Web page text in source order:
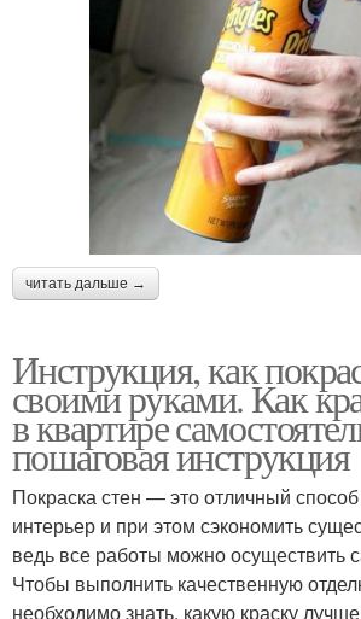
читать дальше →
Инструкция, как
своими руками. Как
в квартире
пошаговая инструкция
Покраска стен — это отличный
интерьер и при этом сэкономить
ведь все работы можно осуществить
Чтобы выполнить качественную
необходимо знать, какую краску